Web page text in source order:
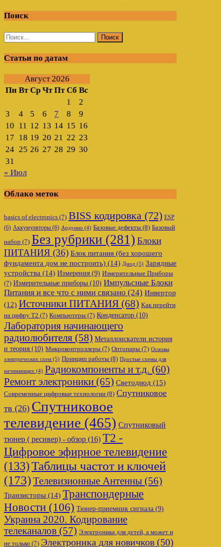
Поиск
Найти:
Статьи по датам
Август 2026
Пн Вт Ср Чт Пт Сб Вс
1
2
3
4 5 6 7 8
9
10 11 12 13 14 15 16
17 18 19 20 21 22 23
24 25 26 27 28 29 30
31
« Июл
Облако меток
basics of electronics (7) BISS кодировка (72) ESP
(6) Аккумуляторы (6) Ардуино (4) Базовые дефекты (8) Базовый
набор (7) Без рубрики (281) Блоки
ПИТАНИЯ (36) Блок питания (без хорошего
фундамента дом не построить) (14) Диод (5) Зарядные
устройства (14) Измерения (9) Измерительные Приборы
(7) Измерительные приборы (10) Импульсные Блоки
Питания и все что с ними связано (24) Инвертор
(12) Источники ПИТАНИЯ (68) Как перейти
на цифру Т2 (7) Компьютеры (7) Конденсатор (10)
Лаборатория начинающего
радиолюбителя (58) Металлоискатели история
и теория (10) Микроконтроллеры (7) Оптопары (7) Основы
электрических схем (5) Принцип работы (8) Простые схемы для
начинающих (4) Радиокомпоненты и т.д. (60)
Ремонт электроники (65) Светодиод (15)
Современные цифровые технологии (8) Спутниковое
тв (26) Спутниковое
телевидение (465) Спутниковый
тюнер ( ресивер) - обзор (16) Т2 -
Цифровое эфирное телевидение
(133)Таблицы частот и ключей
(173)Телевизионные Антенны (56)
Транзисторы (14) Транспондерные
Новости (106) Тюнер-приемник сигнала (9)
Украина 2020. Кодирование
телеканалов (57) Электроника для детей, а может и
не только (7) Электроника для новичков (50)